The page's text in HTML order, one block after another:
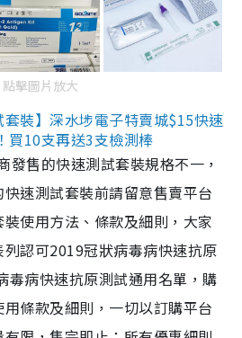
點擊圖片放大
裝】深水埗電子特賣城$15快速
買10支再送3支檢測棒
發售的快速測試套裝規格不一，
速測試套裝前請留意售賣平台
使用方法、條款及細則，大家
認可2019冠狀病毒病快速抗原
毒病快速抗原測試通用名單，購
條款及細則，一切以訂購平台